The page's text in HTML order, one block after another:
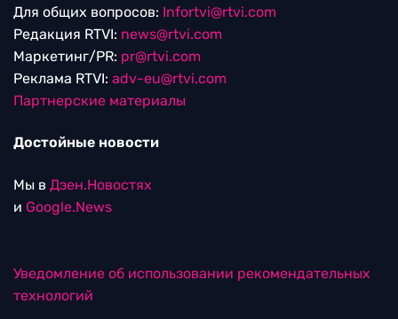
Для общих вопросов: Infortvi@rtvi.com
Редакция RTVI: news@rtvi.com
Маркетинг/PR: pr@rtvi.com
Реклама RTVI: adv-eu@rtvi.com
Партнерские материалы
Достойные новости
Мы в Дзен.Новостях
и Google.News
Уведомление об использовании рекомендательных
технологий